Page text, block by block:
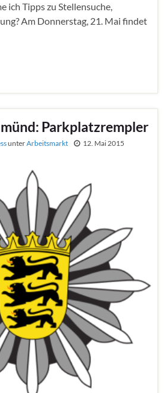
ich Tipps zu Stellensuche,
Am Donnerstag, 21. Mai findet
Parkplatzrempler
unterArbeitsmarkt 12. Mai 2015